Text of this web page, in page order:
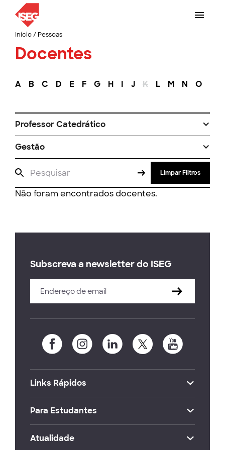
Início/ Pessoas
Docentes
A B C D E F G H I J K L M N O
Professor Catedrático
Gestão
Limpar Filtros
Não foram encontrados docentes.
Subscreva a newsletter do ISEG
Links Rápidos
Para Estudantes
Atualidade